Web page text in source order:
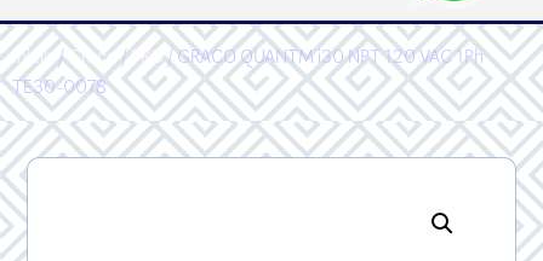
Inicio/Graco/PRO/ GRACO QUANTM i30 NPT 120 VAC 1Ph
TE30-0078